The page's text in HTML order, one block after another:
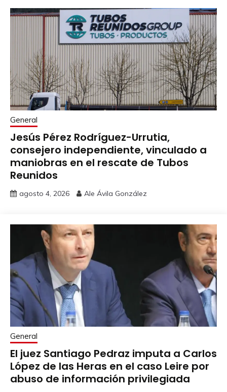
General
Jesús Pérez Rodríguez-Urrutia,
consejero independiente, vinculado a
maniobras en el rescate de Tubos
Reunidos
agosto 4, 2026 Ale Ávila González
General
El juez Santiago Pedraz imputa a Carlos
López de las Heras en el caso Leire por
abuso de información privilegiada